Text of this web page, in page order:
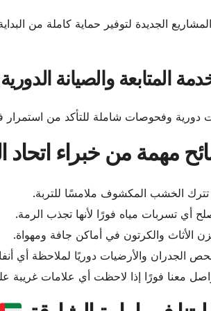
الجديدة لتوفير حماية كاملة من
المتابعة والصيانة الدورية
دورية وفحوصات شاملة للتأكد من استمرار
مهمة من خبراء اتحاد
تترك الخشب المكشوف ملامسًا للتربة.
أي تسربات مياه فورًا لأنها تجذب الرمة.
الأثاث والكرتون في أماكن جافة ومهواة.
الجدران والأرضيات دوريًا لملاحظة أي
معنا فورًا إذا لاحظت أي علامات غريبة